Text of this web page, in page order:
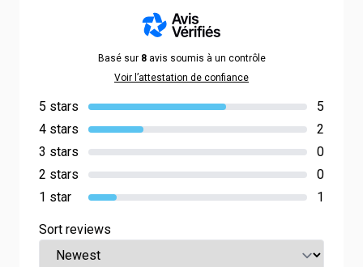
Basé sur 8avis soumis à un contrôle
Voir l’attestation de confiance
5 stars
5
4 stars
2
3 stars
0
2 stars
0
1 star
1
Sort reviews